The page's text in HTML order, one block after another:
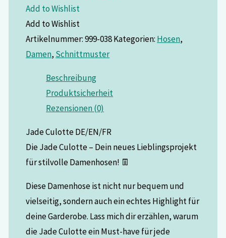
Add to Wishlist
Add to Wishlist
Artikelnummer:999-038Kategorien: Hosen,
Damen, Schnittmuster
Beschreibung
Produktsicherheit
Rezensionen (0)
Jade Culotte DE/EN/FR
Die Jade Culotte – Dein neues Lieblingsprojekt
für stilvolle Damenhosen! 👖
Diese Damenhose ist nicht nur bequem und
vielseitig, sondern auch ein echtes Highlight für
deine Garderobe. Lass mich dir erzählen, warum
die Jade Culotte ein Must-have für jede